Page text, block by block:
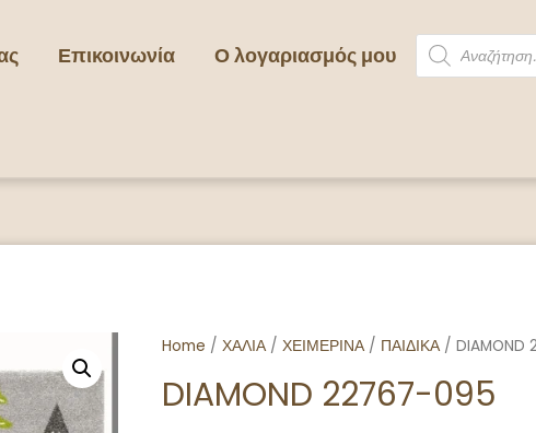
Επικοινωνία Ο λογαριασμός μου
Home / ΧΑΛΙΑ/ ΧΕΙΜΕΡΙΝΑ/ ΠΑΙΔΙΚΑ/ DIAMOND
DIAMOND 22767-095